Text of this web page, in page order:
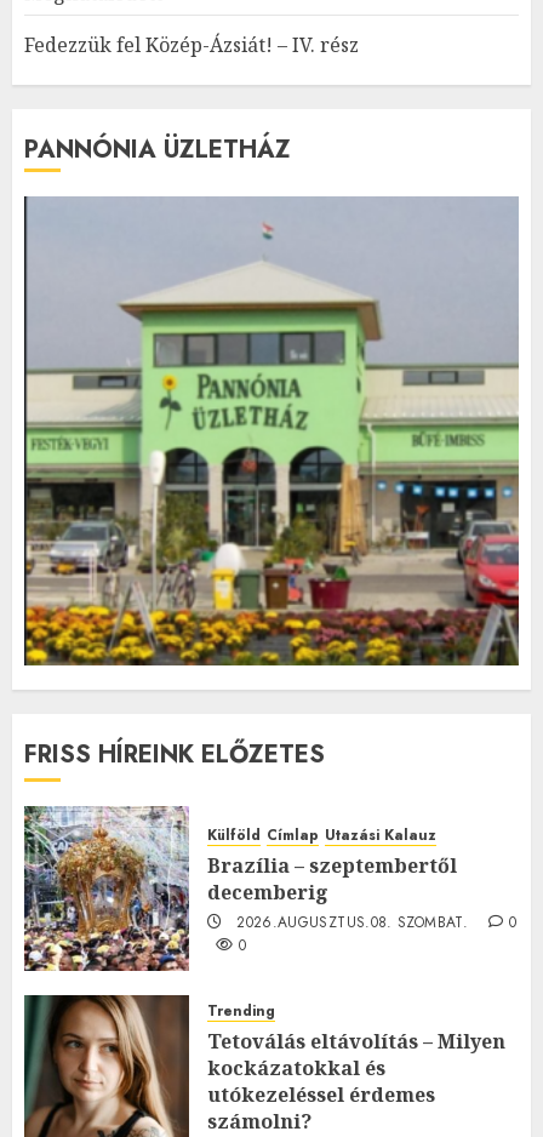
Fedezzük fel Közép-Ázsiát! – IV. rész
PANNÓNIA ÜZLETHÁZ
FRISS HÍREINK ELŐZETES
Külföld Címlap Utazási Kalauz
Brazília – szeptembertől
decemberig
2026.AUGUSZTUS.08. SZOMBAT.
0
0
Trending
Tetoválás eltávolítás – Milyen
kockázatokkal és
utókezeléssel érdemes
számolni?